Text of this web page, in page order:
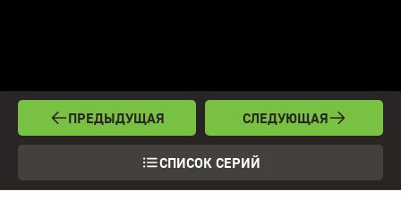
ПРЕДЫДУЩАЯ
СПИСОК СЕРИЙ
СЛЕДУЮЩАЯ